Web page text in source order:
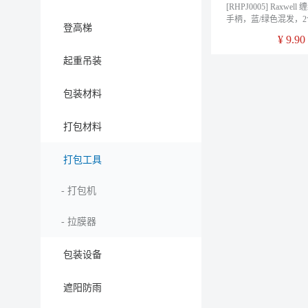
登高梯
起重吊装
包装材料
打包材料
打包工具
- 打包机
- 拉膜器
包装设备
遮阳防雨
[RHPJ0005] Raxwell
手柄，蓝/绿色混发，
¥ 9.90